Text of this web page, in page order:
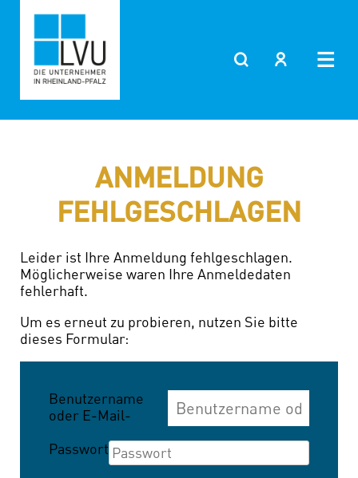
springen
ANMELDUNG
FEHLGESCHLAGEN
Leider ist Ihre Anmeldung fehlgeschlagen.
Möglicherweise waren Ihre Anmeldedaten
fehlerhaft.
Um es erneut zu probieren, nutzen Sie bitte
dieses Formular:
Benutzername
oder E-Mail-
Passwort